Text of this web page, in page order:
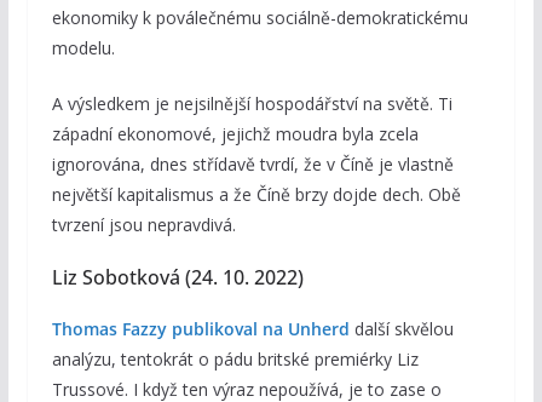
ekonomiky k poválečnému sociálně-demokratickému
modelu.
A výsledkem je nejsilnější hospodářství na světě. Ti
západní ekonomové, jejichž moudra byla zcela
ignorována, dnes střídavě tvrdí, že v Číně je vlastně
největší kapitalismus a že Číně brzy dojde dech. Obě
tvrzení jsou nepravdivá.
Liz Sobotková (24. 10. 2022)
Thomas Fazzy publikoval na Unherd další skvělou
analýzu, tentokrát o pádu britské premiérky Liz
Trussové. I když ten výraz nepoužívá, je to zase o